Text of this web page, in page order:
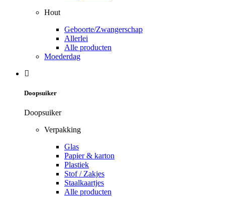
Hout
Geboorte/Zwangerschap
Allerlei
Alle producten
Moederdag
Doopsuiker
Doopsuiker
Verpakking
Glas
Papier & karton
Plastiek
Stof / Zakjes
Staalkaartjes
Alle producten